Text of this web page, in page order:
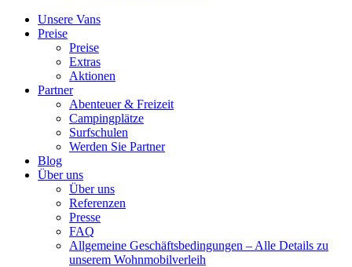
Unsere Vans
Preise
Preise
Extras
Aktionen
Partner
Abenteuer & Freizeit
Campingplätze
Surfschulen
Werden Sie Partner
Blog
Über uns
Über uns
Referenzen
Presse
FAQ
Allgemeine Geschäftsbedingungen – Alle Details zu
unserem Wohnmobilverleih